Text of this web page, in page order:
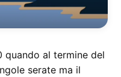
quando al termine del
serate ma il